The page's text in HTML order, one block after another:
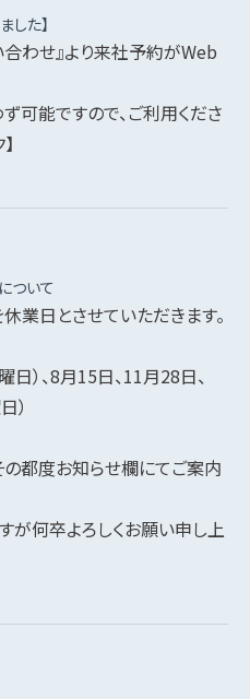
した】
わせ』より来社予約がWeb
可能ですので、ご利用くださ
ついて
業日とさせていただきます。
）、8月15日、11月28日、
）
都度お知らせ欄にてご案内
が何卒よろしくお願い申し上